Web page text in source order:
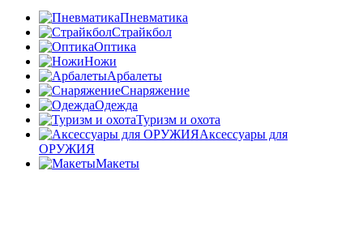
Пневматика
Страйкбол
Оптика
Ножи
Арбалеты
Снаряжение
Одежда
Туризм и охота
Аксессуары для
ОРУЖИЯ
Макеты